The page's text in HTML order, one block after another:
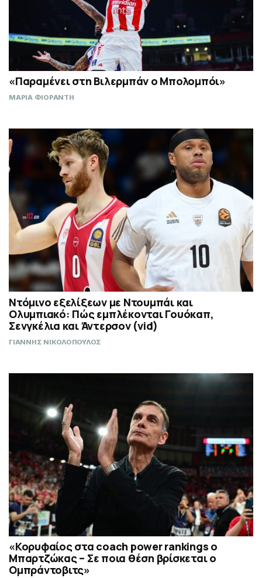
«Παραμένει στη Βιλερμπάν ο Μπολομπόι»
ΜΑΡΙΑ ΦΙΟΡΑΝΤΗ
Ντόμινο εξελίξεων με Ντουμπάι και
Ολυμπιακό: Πώς εμπλέκονται Γουόκαπ,
Σενγκέλια και Άντερσον (vid)
ΓΙΑΝΝΗΣ ΝΙΚΟΛΟΠΟΥΛΟΣ
«Κορυφαίος στα coach power rankings ο
Μπαρτζώκας – Σε ποια θέση βρίσκεται ο
Ομπράντοβιτς»